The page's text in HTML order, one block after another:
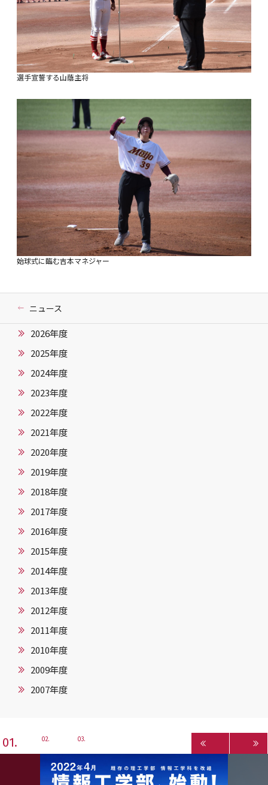
選手宣誓する山蔭主将
始球式に臨む吉本マネジャー
ニュース
2026年度
2025年度
2024年度
2023年度
2022年度
2021年度
2020年度
2019年度
2018年度
2017年度
2016年度
2015年度
2014年度
2013年度
2012年度
2011年度
2010年度
2009年度
2007年度
1 2 3